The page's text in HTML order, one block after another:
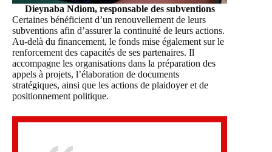
Dieynaba Ndiom, responsable des subventions
Certaines bénéficient d’un renouvellement de leurs
subventions afin d’assurer la continuité de leurs actions.
Au-delà du financement, le fonds mise également sur le
renforcement des capacités de ses partenaires. Il
accompagne les organisations dans la préparation des
appels à projets, l’élaboration de documents
stratégiques, ainsi que les actions de plaidoyer et de
positionnement politique.